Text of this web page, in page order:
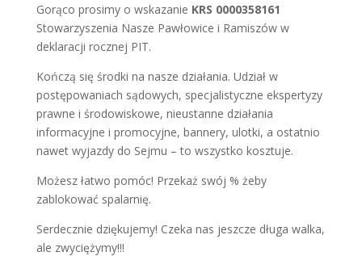
Gorąco prosimy o wskazanie KRS 0000358161
Stowarzyszenia Nasze Pawłowice i Ramiszów w
deklaracji rocznej PIT.
Kończą się środki na nasze działania. Udział w
postępowaniach sądowych, specjalistyczne ekspertyzy
prawne i środowiskowe, nieustanne działania
informacyjne i promocyjne, bannery, ulotki, a ostatnio
nawet wyjazdy do Sejmu – to wszystko kosztuje.
Możesz łatwo pomóc! Przekaż swój % żeby
zablokować spalarnię.
Serdecznie dziękujemy! Czeka nas jeszcze długa walka,
ale zwyciężymy!!!